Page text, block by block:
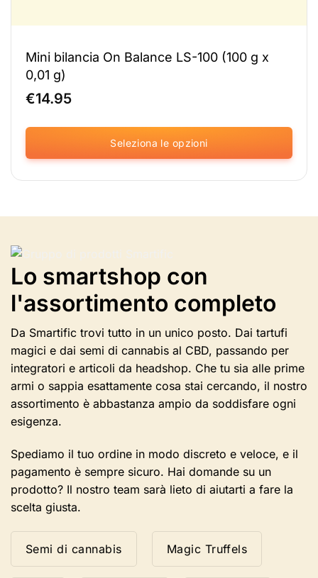
Mini bilancia On Balance LS-100 (100 g x
0,01 g)
€14.95
Seleziona le opzioni
Questo
prodotto
Le
opzioni
possono
essere
selezionate
nella
pagina
del
prodotto
Lo smartshop con
l'assortimento completo
Da Smartific trovi tutto in un unico posto. Dai tartufi
magici e dai semi di cannabis al CBD, passando per
integratori e articoli da headshop. Che tu sia alle prime
armi o sappia esattamente cosa stai cercando, il nostro
assortimento è abbastanza ampio da soddisfare ogni
esigenza.
Spediamo il tuo ordine in modo discreto e veloce, e il
pagamento è sempre sicuro. Hai domande su un
prodotto? Il nostro team sarà lieto di aiutarti a fare la
scelta giusta.
Semi di cannabis Magic Truffels